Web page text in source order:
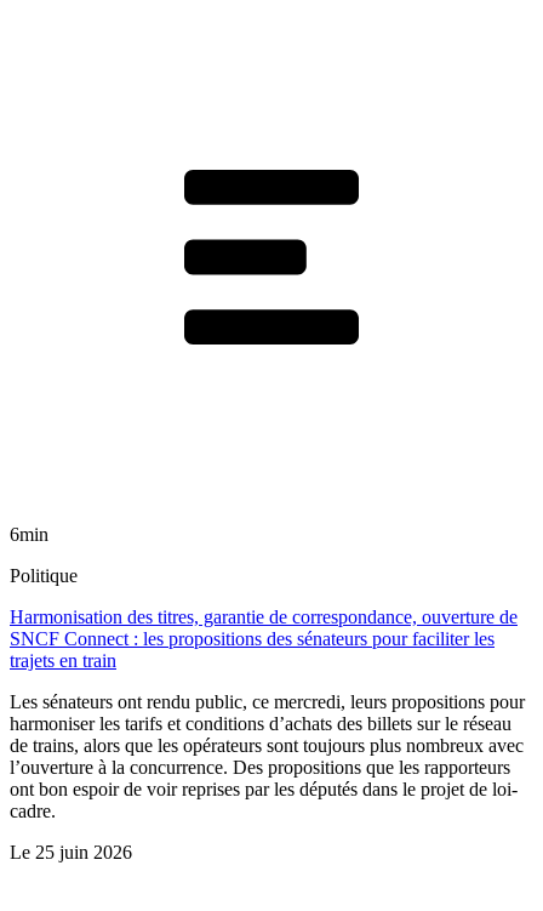
6min
Politique
Harmonisation des titres, garantie de correspondance, ouverture de
SNCF Connect : les propositions des sénateurs pour faciliter les
trajets en train
Les sénateurs ont rendu public, ce mercredi, leurs propositions pour
harmoniser les tarifs et conditions d’achats des billets sur le réseau
de trains, alors que les opérateurs sont toujours plus nombreux avec
l’ouverture à la concurrence. Des propositions que les rapporteurs
ont bon espoir de voir reprises par les députés dans le projet de loi-
cadre.
Le 25 juin 2026